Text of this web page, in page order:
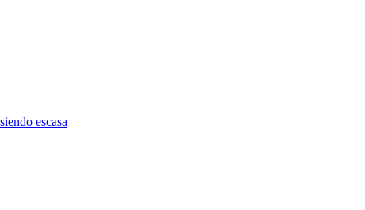
escasa